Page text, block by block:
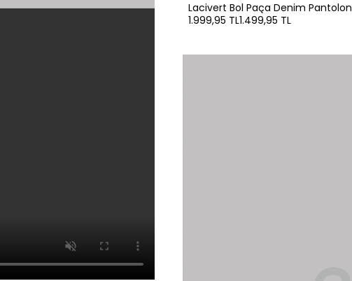
Lacivert Bol Paça Denim Pantolon
1.999,95 TL1.499,95 TL